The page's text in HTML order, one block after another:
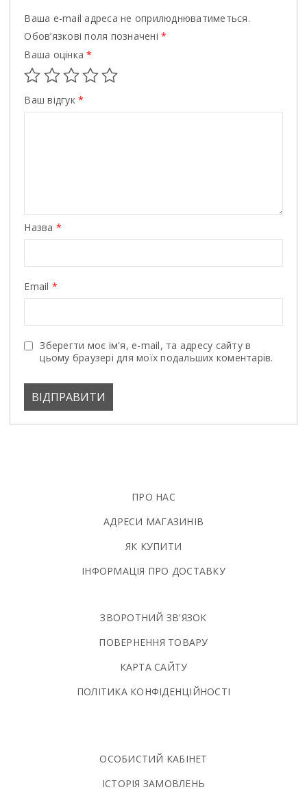
Ваша e-mail адреса не оприлюднюватиметься.
Обов’язкові поля позначені*
Ваша оцінка*
Ваш відгук*
Назва *
Email *
Зберегти моє ім'я, e-mail, та адресу сайту в
цьому браузері для моїх подальших коментарів.
ПРО НАС
АДРЕСИ МАГАЗИНІВ
ЯК КУПИТИ
ІНФОРМАЦІЯ ПРО ДОСТАВКУ
ЗВОРОТНИЙ ЗВ'ЯЗОК
ПОВЕРНЕННЯ ТОВАРУ
КАРТА САЙТУ
ПОЛIТИКА КОНФIДЕНЦIЙНОСТI
ОСОБИСТИЙ КАБІНЕТ
ІСТОРІЯ ЗАМОВЛЕНЬ